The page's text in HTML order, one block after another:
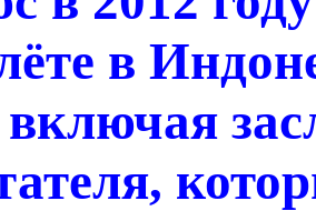
в
включая